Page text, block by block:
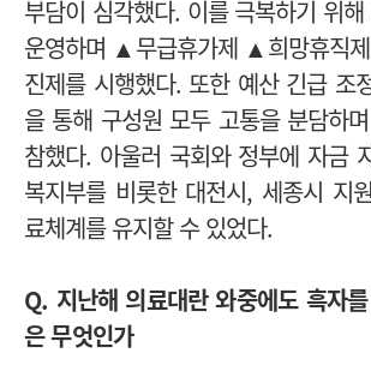
부담이 심각했다. 이를 극복하기 위
운영하며 ▲무급휴가제 ▲희망휴직
진제를 시행했다. 또한 예산 긴급 조
을 통해 구성원 모두 고통을 분담하
참했다. 아울러 국회와 정부에 자금
복지부를 비롯한 대전시, 세종시 지
료체계를 유지할 수 있었다.
Q. 지난해 의료대란 와중에도 흑자
은 무엇인가